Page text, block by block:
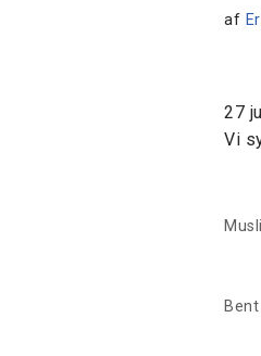
af
27
Vi